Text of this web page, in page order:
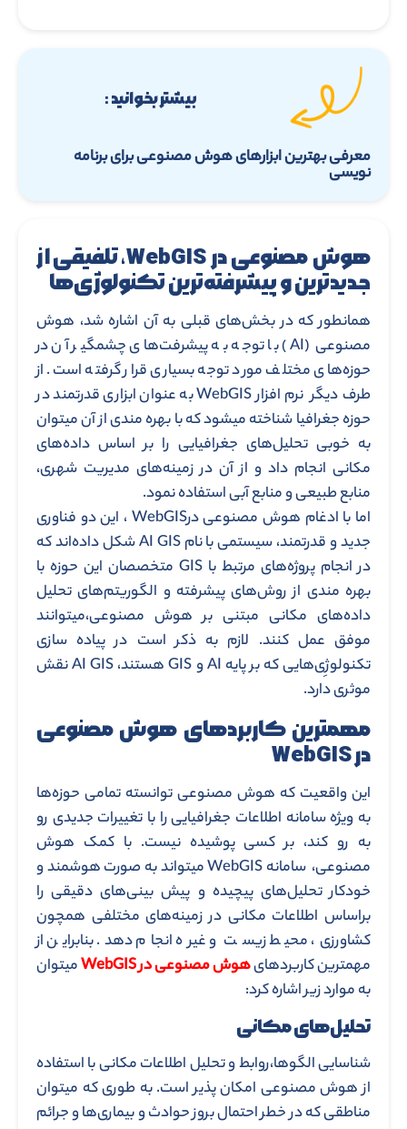
بیشتر بخوانید :
معرفی بهترین ابزارهای هوش مصنوعی برای برنامه
نویسی
هوش مصنوعی در WebGIS، تلفیقی از
جدیدترین و پیشرفته‌ترین تکنولوژی‌ها
همانطور که در بخش‌های قبلی به آن اشاره شد، هوش
مصنوعی (AI) با توجه به پیشرفت‌های چشمگیر آن در
حوزه‌های مختلف مورد توجه بسیاری قرار گرفته است. از
طرف دیگر نرم افزار WebGIS به عنوان ابزاری قدرتمند در
حوزه جغرافیا شناخته میشود که با بهره مندی از آن میتوان
به خوبی تحلیل‌های جغرافیایی را بر اساس داده‌های
مکانی انجام داد و از آن در زمینه‌های مدیریت شهری،
منابع طبیعی و منابع آبی استفاده نمود.
اما با ادغام هوش مصنوعی درWebGIS ، این دو فناوری
جدید و قدرتمند، سیستمی با نام AI GIS شکل داده‌اند که
در انجام پروژه‌های مرتبط با GIS متخصصان این حوزه با
بهره مندی از روش‌های پیشرفته‌ و الگوریتم‌های تحلیل
داده‌های مکانی مبتنی بر هوش مصنوعی،میتوانند
موفق عمل کنند. لازم به ذکر است در پیاده سازی
تکنولوژِی‌هایی که بر پایه AI و GIS هستند، AI GIS نقش
موثری دارد.
مهمترین کاربردهای هوش مصنوعی
در WebGIS
این واقعیت که هوش مصنوعی توانسته تمامی حوزه‌ها
به ویژه سامانه اطلاعات جغرافیایی را با تغییرات جدیدی رو
به رو کند، بر کسی پوشیده نیست. با کمک هوش
مصنوعی، سامانه WebGIS میتواند به صورت هوشمند و
خودکار تحلیل‌های پیچیده و پیش بینی‌های دقیقی را
براساس اطلاعات مکانی در زمینه‌های مختلفی همچون
کشاورزی، محیط زیست و غیره انجام دهد. بنابراین از
مهمترین کاربردهایهوش مصنوعی در WebGIS
میتوان
به موارد زیر اشاره کرد:
تحلیل‌های مکانی
شناسایی الگوها،روابط و تحلیل اطلاعات مکانی با استفاده
از هوش مصنوعی امکان پذیر است. به طوری که میتوان
مناطقی که در خطر احتمال بروز حوادث و بیماری‌ها و جرائم